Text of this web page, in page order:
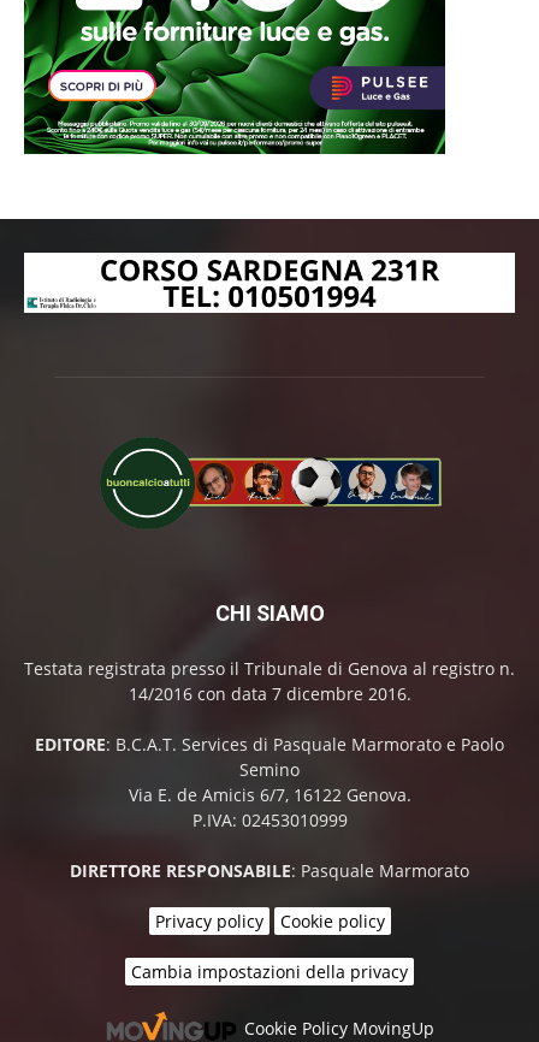
CHI SIAMO
Testata registrata presso il Tribunale di Genova al registro n.
14/2016 con data 7 dicembre 2016.
EDITORE: B.C.A.T. Services di Pasquale Marmorato e Paolo
Semino
Via E. de Amicis 6/7, 16122 Genova.
P.IVA: 02453010999
DIRETTORE RESPONSABILE: Pasquale Marmorato
Privacy policy Cookie policy
Cambia impostazioni della privacy
Cookie Policy MovingUp